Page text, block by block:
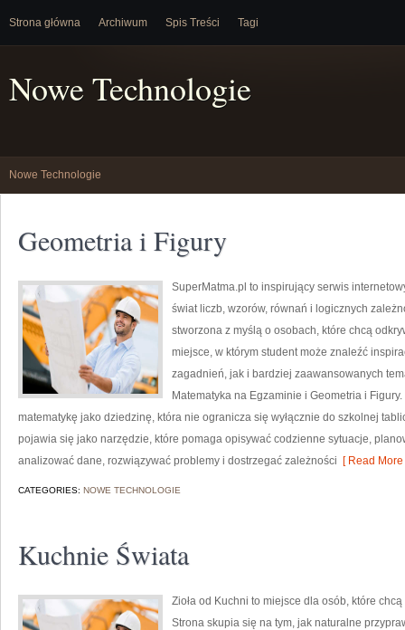
Strona główna Archiwum Spis Treści Tagi
Nowe Technologie
Nowe Technologie
Geometria i Figury
SuperMatma.pl to inspirujący serwis
świat liczb, wzorów, równań i logicznych
stworzona z myślą o osobach, które chcą
miejsce, w którym student może znaleźć
zagadnień, jak i bardziej zaawansowanych
Matematyka na Egzaminie i Geometria i
matematykę jako dziedzinę, która nie ogranicza się wyłącznie do szkolnej
pojawia się jako narzędzie, które pomaga opisywać codzienne sytuacje,
analizować dane, rozwiązywać problemy i dostrzegać zależności [ Read More
CATEGORIES: NOWE TECHNOLOGIE
Kuchnie Świata
Zioła od Kuchni to miejsce dla osób, które
Strona skupia się na tym, jak naturalne